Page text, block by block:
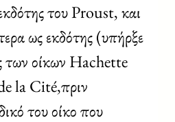
του Proust, και
ως εκδότης (υπήρξε
των οίκων Hachette
la Cité,πριν
του οίκο που